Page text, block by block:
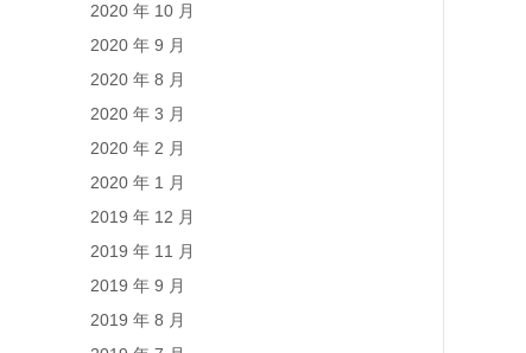
2020 年 10 月
2020 年 9 月
2020 年 8 月
2020 年 3 月
2020 年 2 月
2020 年 1 月
2019 年 12 月
2019 年 11 月
2019 年 9 月
2019 年 8 月